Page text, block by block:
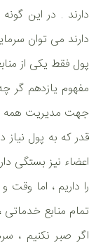
دارند . در این
دارند می توان
پول فقط یکی از
مفهوم یازدهم گر
جهت مدیریت همه
قدر که به پول نیاز
اعضاء نیز بستگی
را داریم ، اما وقت
تمام منابع خدماتی